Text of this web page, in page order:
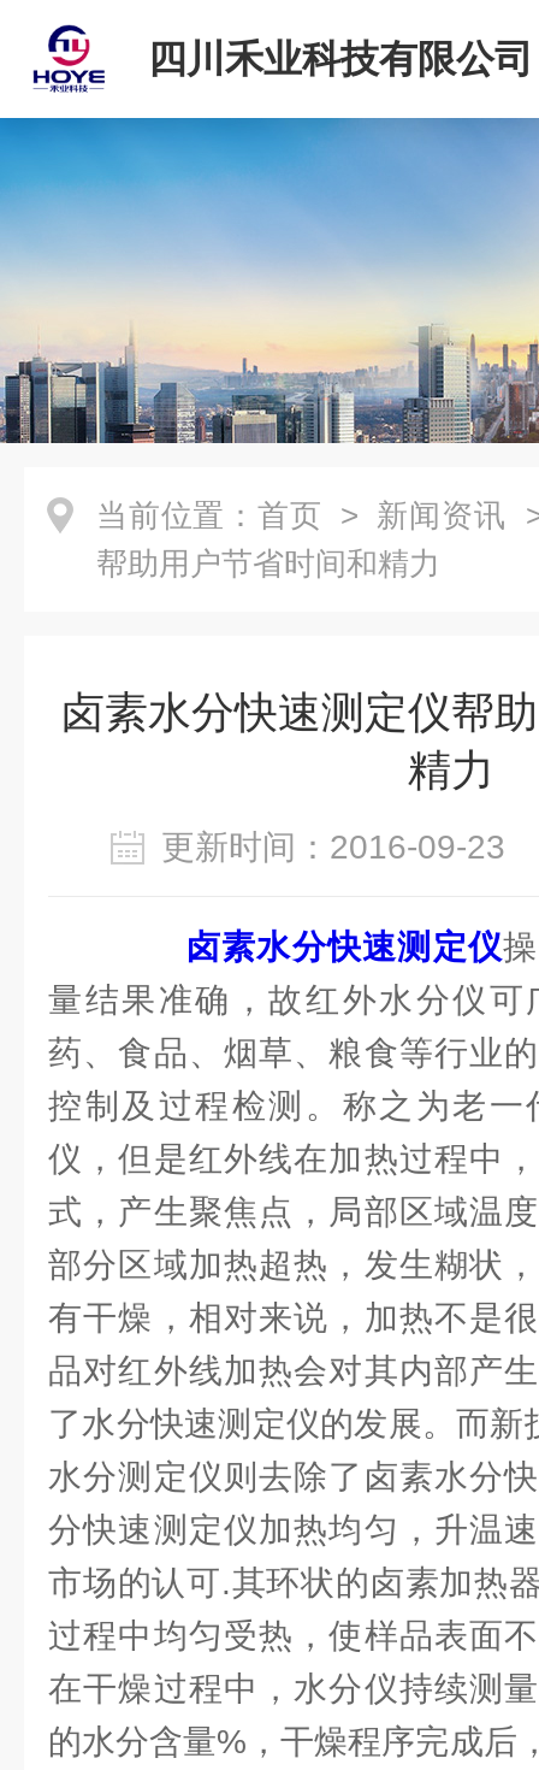
四川禾业科技有限公司
当前位置： 首页 > 新闻资讯
帮助用户节省时间和精力
卤素水分快速测定仪帮
精力
更新时间：2016-09-
卤素水分快速测定仪
量结果准确，故红外水分仪可
药、食品、烟草、粮食等行业
控制及过程检测。称之为老一
仪，但是红外线在加热过程中
式，产生聚焦点，局部区域温
部分区域加热超热，发生糊状
有干燥，相对来说，加热不是
品对红外线加热会对其内部产
了水分快速测定仪的发展。而
水分测定仪则去除了卤素水分
分快速测定仪加热均匀，升温
市场的认可.其环状的卤素加热
过程中均匀受热，使样品表面
在干燥过程中，水分仪持续测
的水分含量%，干燥程序完成后